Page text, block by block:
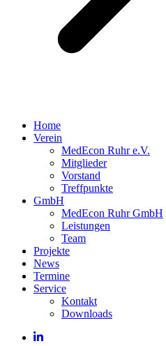
Home
Verein
MedEcon Ruhr e.V.
Mitglieder
Vorstand
Treffpunkte
GmbH
MedEcon Ruhr GmbH
Leistungen
Team
Projekte
News
Termine
Service
Kontakt
Downloads